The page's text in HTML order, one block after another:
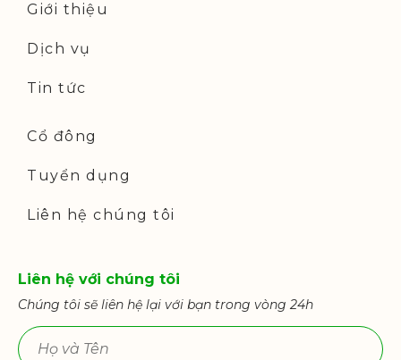
Giới thiệu
Dịch vụ
Tin tức
Cổ đông
Tuyển dụng
Liên hệ chúng tôi
Liên hệ với chúng tôi
Chúng tôi sẽ liên hệ lại với bạn trong vòng 24h